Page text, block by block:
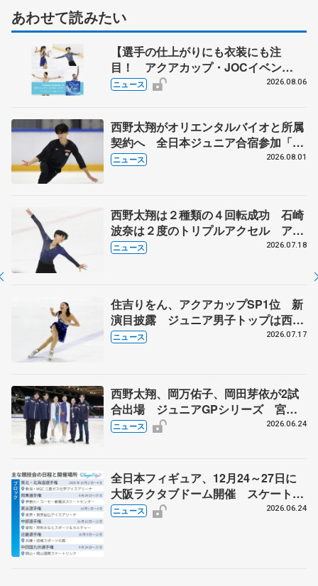
あわせて読みたい
【選手の仕上がりにも衣装にも注
目！ アクアカップ・JOCイベン
ト】 ポッドキャスト#76を配信
ニュース 2026.08.06
西野太翔がオリエンタルバイオと所属
契約へ 全日本ジュニア合宿参加「結
果残していかないと」 講師はジェー
ニュース 2026.08.01
西野太翔は２種類の４回転成功 石崎
波奈は２度のトリプルアクセル アク
アカップ、ジュニア男女フリー
ニュース 2026.07.18
住吉りをん、アクアカップSP1位 新
演目披露 ジュニア男子トップは西野
太翔
ニュース 2026.07.17
西野太翔、岡万佑子、岡田芽依が2試
合出場 ジュニアGPシリーズ 宮崎
花凜らデビューへ
ニュース 2026.06.24
全日本フィギュア、12月24～27日に
大阪ラクタブドーム開催 スケート連
盟の新シーズン日程
ニュース 2026.06.24